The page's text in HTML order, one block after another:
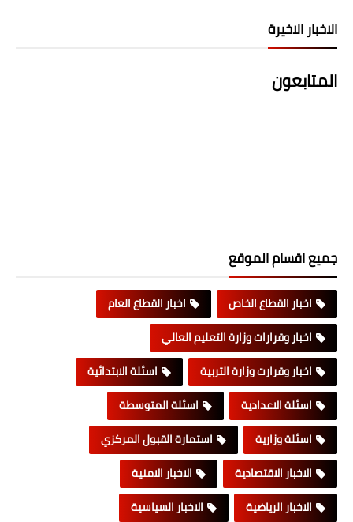
الاخبار الاخيرة
المتابعون
جميع اقسام الموقع
اخبار القطاع الخاص
اخبار القطاع العام
اخبار وقرارات وزارة التعليم العالي
اخبار وقرارت وزارة التربية
اسئلة الابتدائية
اسئلة الاعدادية
اسئلة المتوسطة
اسئلة وزارية
استمارة القبول المركزي
الاخبار الاقتصادية
الاخبار الامنية
الاخبار الرياضية
الاخبار السياسية